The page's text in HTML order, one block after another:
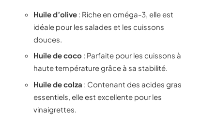
Huile d’olive : Riche en oméga-3, elle est
idéale pour les salades et les cuissons
douces.
Huile de coco : Parfaite pour les cuissons à
haute température grâce à sa stabilité.
Huile de colza : Contenant des acides gras
essentiels, elle est excellente pour les
vinaigrettes.